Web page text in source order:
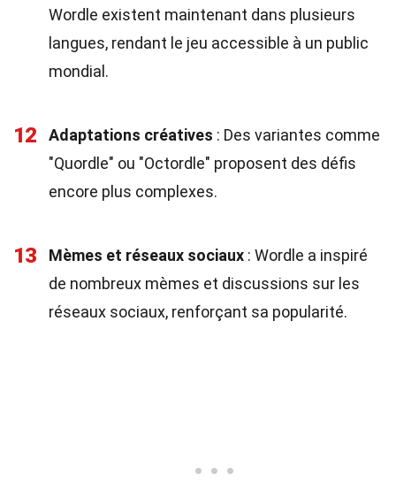
Wordle existent maintenant dans plusieurs
langues, rendant le jeu accessible à un public
mondial.
12 Adaptations créatives : Des variantes comme
"Quordle" ou "Octordle" proposent des défis
encore plus complexes.
13 Mèmes et réseaux sociaux : Wordle a inspiré
de nombreux mèmes et discussions sur les
réseaux sociaux, renforçant sa popularité.